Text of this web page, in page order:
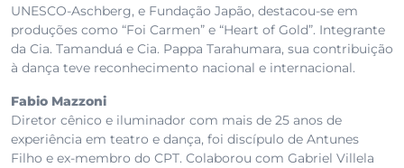
UNESCO-Aschberg, e Fundação Japão, destacou-se em
produções como “Foi Carmen” e “Heart of Gold”. Integrante
da Cia. Tamanduá e Cia. Pappa Tarahumara, sua contribuição
à dança teve reconhecimento nacional e internacional.
Fabio Mazzoni
Diretor cênico e iluminador com mais de 25 anos de
experiência em teatro e dança, foi discípulo de Antunes
Filho e ex-membro do CPT. Colaborou com Gabriel Villela